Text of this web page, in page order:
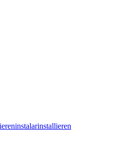
instalarinstallieren